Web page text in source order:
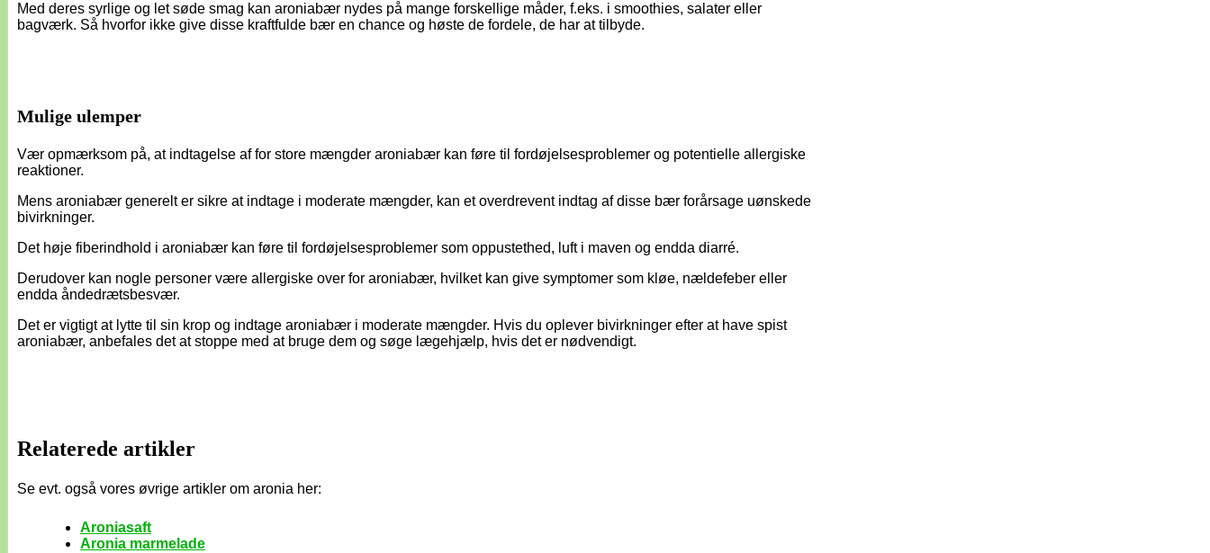
Med deres syrlige og let søde smag kan aroniabær nydes på mange forskellige måder, f.eks. i smoothies, salater eller
bagværk. Så hvorfor ikke give disse kraftfulde bær en chance og høste de fordele, de har at tilbyde.
Mulige ulemper
Vær opmærksom på, at indtagelse af for store mængder aroniabær kan føre til fordøjelsesproblemer og potentielle allergiske
reaktioner.
Mens aroniabær generelt er sikre at indtage i moderate mængder, kan et overdrevent indtag af disse bær forårsage uønskede
bivirkninger.
Det høje fiberindhold i aroniabær kan føre til fordøjelsesproblemer som oppustethed, luft i maven og endda diarré.
Derudover kan nogle personer være allergiske over for aroniabær, hvilket kan give symptomer som kløe, nældefeber eller
endda åndedrætsbesvær.
Det er vigtigt at lytte til sin krop og indtage aroniabær i moderate mængder. Hvis du oplever bivirkninger efter at have spist
aroniabær, anbefales det at stoppe med at bruge dem og søge lægehjælp, hvis det er nødvendigt.
Relaterede artikler
Se evt. også vores øvrige artikler om aronia her:
Aroniasaft
Aronia marmelade